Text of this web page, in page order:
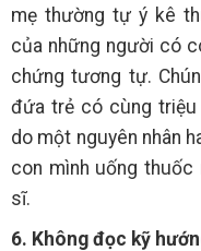
mẹ thường tự ý kê
của những người có
chứng tương tự.
đứa trẻ có cùng
do một nguyên nhân
con mình uống
sĩ.
6. Không đọc kỹ